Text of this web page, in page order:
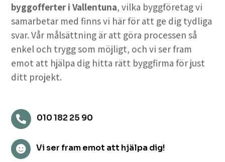
byggofferter i Vallentuna, vilka byggföretag vi
samarbetar med finns vi här för att ge dig tydliga
svar. Vår målsättning är att göra processen så
enkel och trygg som möjligt, och vi ser fram
emot att hjälpa dig hitta rätt byggfirma för just
ditt projekt.
 010 182 25 90
 Vi ser fram emot att hjälpa dig!